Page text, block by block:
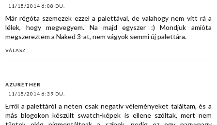
11/15/2014 6:08 DU.
Már régóta szemezek ezzel a palettával, de valahogy nem vitt rá a
lélek, hogy megvegyem. Na majd egyszer :) Mondjuk amióta
megszereztem a Naked 3-at, nem vágyok semmi új palettára.
VÁLASZ
AZURETHER
11/15/2014 6:39 DU.
Erről a palettáról a neten csak negatív véleményeket találtam, és a
más blogokon készült swatch-képek is ellene szóltak, mert nem